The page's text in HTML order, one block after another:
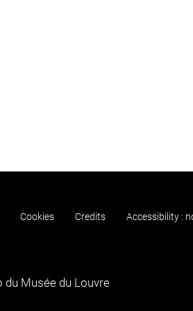
Cookies Credits Accessibility :